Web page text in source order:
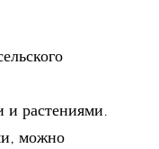
и растениями.
можно